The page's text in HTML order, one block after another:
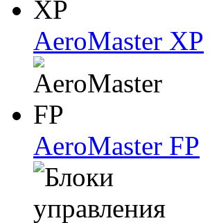
AeroMaster XP
AeroMaster FP